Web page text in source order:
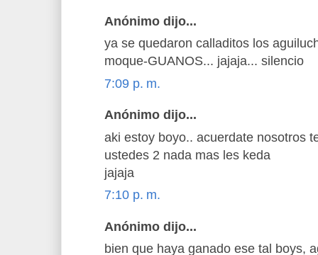
Anónimo dijo...
ya se quedaron calladitos los
moque-GUANOS... jajaja... silencio
7:09 p. m.
Anónimo dijo...
aki estoy boyo.. acuerdate nosotros
ustedes 2 nada mas les keda
jajaja
7:10 p. m.
Anónimo dijo...
bien que haya ganado ese tal boys,